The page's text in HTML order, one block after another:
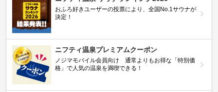
おふろ好きユーザーの投票により、全国No.1サウナが
決定！
ニフティ温泉プレミアムクーポン
ノジマモバイル会員向け 通常よりもお得な「特別価
格」で人気の温泉を満喫できる！